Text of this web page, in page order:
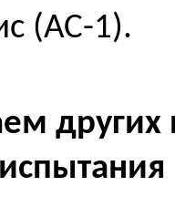
(АС-1).
других